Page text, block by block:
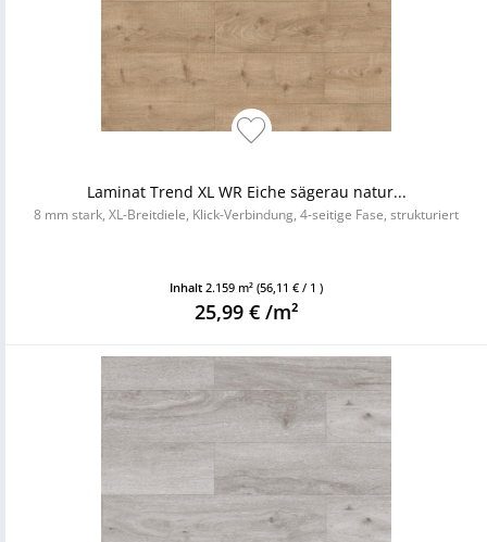
Laminat Trend XL WR Eiche sägerau natur...
8 mm stark, XL-Breitdiele, Klick-Verbindung, 4-seitige Fase, strukturiert
Inhalt 2.159 m² (56,11 € / 1 )
25,99 € /m²